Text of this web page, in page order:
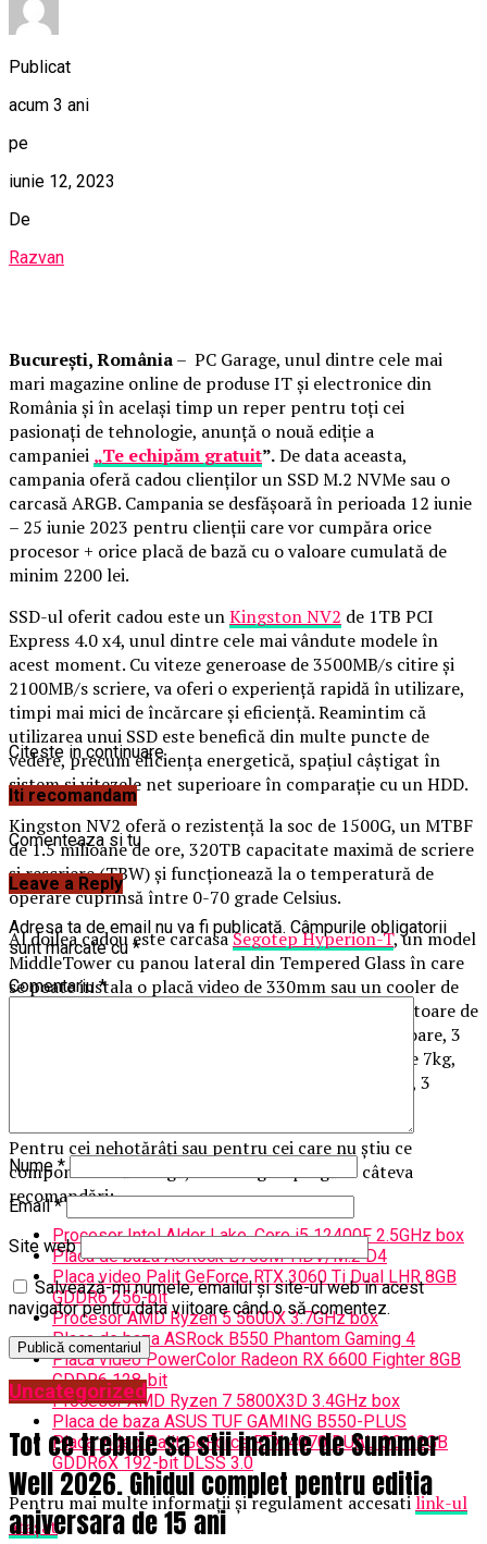
Publicat
acum 3 ani
pe
iunie 12, 2023
De
Razvan
București, România– PC Garage, unul dintre cele mai
mari magazine online de produse IT și electronice din
România și în același timp un reper pentru toți cei
pasionați de tehnologie, anunță o nouă ediție a
campaniei „Te echipăm gratuit”.De data aceasta,
campania oferă cadou clienților un SSD M.2 NVMe sau o
carcasă ARGB. Campania se desfășoară în perioada 12 iunie
– 25 iunie 2023 pentru clienții care vor cumpăra orice
procesor + orice placă de bază cu o valoare cumulată de
minim 2200 lei.
SSD-ul oferit cadou este unKingston NV2 de 1TB PCI
Express 4.0 x4, unul dintre cele mai vândute modele în
acest moment. Cu viteze generoase de 3500MB/s citire și
2100MB/s scriere, va oferi o experiență rapidă în utilizare,
timpi mai mici de încărcare și eficiență. Reamintim că
utilizarea unui SSD este benefică din multe puncte de
vedere, precum eficiența energetică, spațiul câștigat în
sistem și vitezele net superioare în comparație cu un HDD.
Kingston NV2 oferă o rezistență la soc de 1500G, un MTBF
de 1.5 milioane de ore, 320TB capacitate maximă de scriere
și rescriere (TBW) și funcționează la o temperatură de
operare cuprinsă între 0-70 grade Celsius.
Al doilea cadou este carcasaSegotep Hyperion-T, un model
MiddleTower cu panou lateral din Tempered Glass în care
se poate instala o placă video de 330mm sau un cooler de
155mm. Este o carcasă ce vine echipată cu 3 ventilatoare de
120mm LED RGB și care suportă în total 6 ventilatoare, 3
în față, 2 în tavan și unul în spate. Are o greutate de 7kg,
sursa se montează jos și are 7 sloturi de expansiune, 3
Pentru cei nehotărâți sau pentru cei care nu știu ce
componente să aleagă, PC Garage a pregătit câteva
recomandări:
Procesor Intel Alder Lake, Core i5 12400F 2.5GHz box
Placa de baza ASRock B760M-HDV/M.2 D4
Placa video Palit GeForce RTX 3060 Ti Dual LHR 8GB
GDDR6 256-bit
Procesor AMD Ryzen 5 5600X 3.7GHz box
Placa de baza ASRock B550 Phantom Gaming 4
Placa video PowerColor Radeon RX 6600 Fighter 8GB
GDDR6 1‎28-bit
Procesor AMD Ryzen 7 5800X3D 3.4GHz box
Placa de baza ASUS TUF GAMING B550-PLUS
Placa video Palit GeForce RTX 4070 DUAL OC 12GB
GDDR6X 192-bit DLSS 3.0
Pentru mai multe informații și regulament accesatilink-ul
atașat.
Citeste in continuare
Iti recomandam
Comenteaza si tu
Leave a Reply
Adresa ta de email nu va fi publicată. Câmpurile obligatorii
sunt marcate cu *
Comentariu*
Nume*
Email*
Site web
Salvează-mi numele, emailul și site-ul web în acest
navigator pentru data viitoare când o să comentez.
Uncategorized
Tot ce trebuie sa stii inainte de Summer
Well 2026. Ghidul complet pentru editia
aniversara de 15 ani